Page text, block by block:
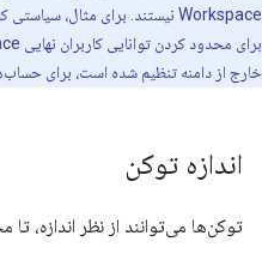
خارج از دامنه تنظیم شده است، برای
اندازه توکن
توکن‌ها می‌توانند از نظر اندازه،